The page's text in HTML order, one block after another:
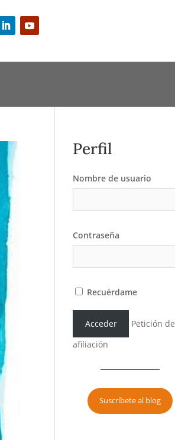
Perfil
Nombre de usuario
Contraseña
Recuérdame
Petición de
afiliación
Suscríbete al blog